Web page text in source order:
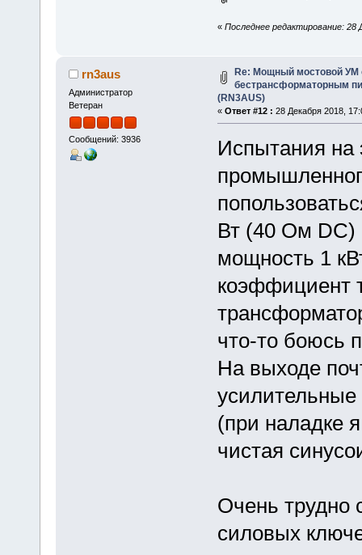
« Последнее редактирование: 28
rn3aus
Администратор
Ветеран
Сообщений: 3936
Re: Мощный мостовой УМ
бестрансформаторным
(RN3AUS)
« Ответ #12 : 28 Декабря 2018,
Испытания на
Вт (40 Ом DC)
мощность 1
коэффициент
что-то боюсь
На выходе
(при наладке
чистая
Очень трудно
силовых